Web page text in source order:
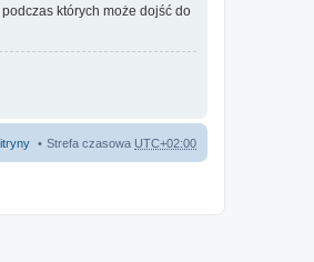
których może dojść do
Strefa czasowa UTC+02:00